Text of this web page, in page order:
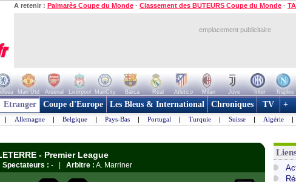
A retenir : Palmarès Coupe du Monde - Classement des BUTEURS Coupe du Monde -
emplacement publicitaire
Man Utd Arsenal Liverpool ManCity Barca Real Atletico Milan Juve Inter Naples
Etranger Coupe d'Europe Les Bleus & International Chroniques TV +
| Allemagne | Belgique | Pays-Bas | Portugal | Turquie | Suisse | Algérie |
- Premier League
Spectateurs : - | Arbitre : A. Marriner